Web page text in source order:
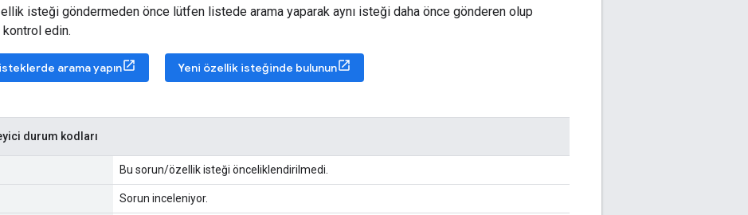
isteği göndermeden önce lütfen listede arama yaparak aynı isteği daha önce gönderen olup
kontrol edin.
arama yapın Yeni özellik isteğinde bulunun
durum kodları
Bu sorun/özellik isteği önceliklendirilmedi.
Sorun inceleniyor.